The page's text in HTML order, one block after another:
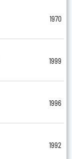
1970
1999
1996
1992